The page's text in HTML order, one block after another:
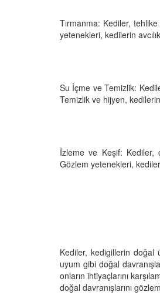
Tırmanma: Kediler,
yetenekleri, kedilerin
Su İçme ve Temizlik:
Temizlik ve hijyen,
İzleme ve Keşif: Kediler,
Gözlem yetenekleri,
Kediler, kedigillerin doğal
uyum gibi doğal
onların ihtiyaçlarını
doğal davranışlarını